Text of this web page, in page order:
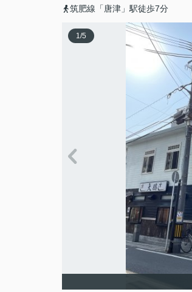
筑肥線「唐津」駅徒歩7分
1/5